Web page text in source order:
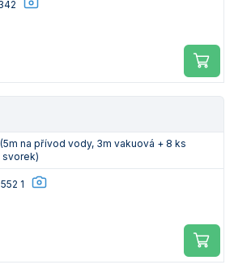
na přívod vody, 3m vakuová + 8 ks
1